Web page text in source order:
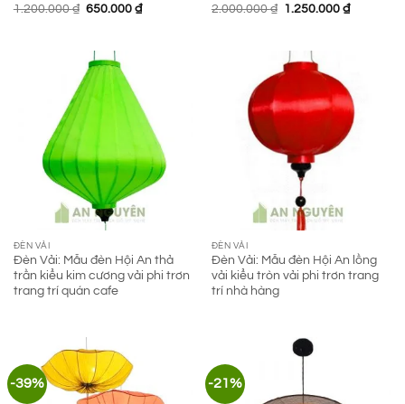
1.200.000₫ Giá
650.000 ₫Giá
2.000.000₫ Giá
1.250.000 ₫Giá
ĐÈN VẢI
Đèn Vải: Mẫu đèn Hội An thả
trần kiểu kim cương vải phi trơn
trang trí quán cafe
ĐÈN VẢI
Đèn Vải: Mẫu đèn Hội An lồng
vải kiểu tròn vải phi trơn trang
trí nhà hàng
-39% -21%